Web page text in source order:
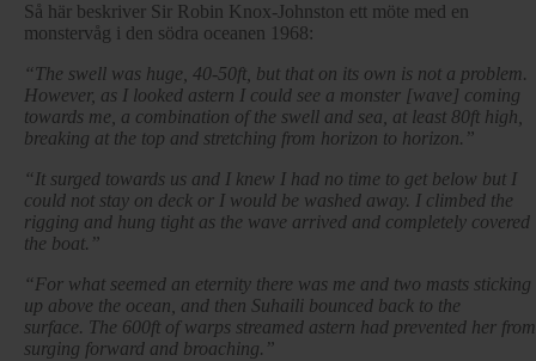
Så här beskriver Sir Robin Knox-Johnston ett möte med en
monstervåg i den södra oceanen 1968:
“The swell was huge, 40-50ft, but that on its own is not a problem.
However, as I looked astern I could see a monster [wave] coming
towards me, a combination of the swell and sea, at least 80ft high,
breaking at the top and stretching from horizon to horizon.”
“It surged towards us and I knew I had no time to get below but I
could not stay on deck or I would be washed away. I climbed the
rigging and hung tight as the wave arrived and completely covered
the boat.”
“For what seemed an eternity there was me and two masts sticking
up above the ocean, and then Suhaili bounced back to the
surface. The 600ft of warps streamed astern had prevented her from
surging forward and broaching.”